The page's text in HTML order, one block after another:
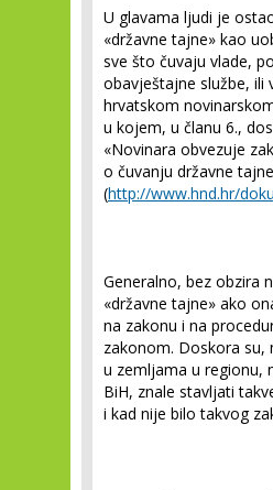
U glavama ljudi je
«državne tajne» kao
sve što čuvaju vlade,
obavještajne službe, ili
hrvatskom
u kojem, u članu 6.,
«Novinara obvezuje
o čuvanju državne
(http://www.hnd.hr/
Generalno, bez obzira
«državne tajne» ako
na zakonu i na
zakonom. Doskora su,
u zemljama u regionu,
BiH, znale stavljati
i kad nije bilo takvog